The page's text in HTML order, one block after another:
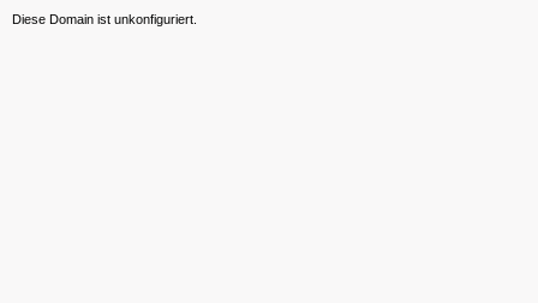
Diese Domain ist unkonfiguriert.